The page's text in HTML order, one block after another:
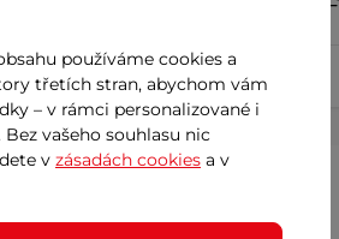
+ Přidat do košíku
používáme cookies a
třetích stran, abychom vám
– v rámci personalizované i
vašeho souhlasu nic
v zásadách cookies a v